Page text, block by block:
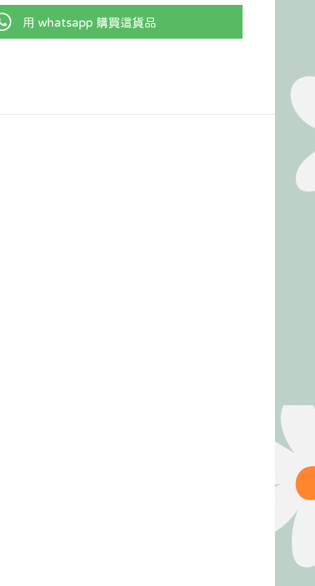
用 whatsapp 購買這貨品